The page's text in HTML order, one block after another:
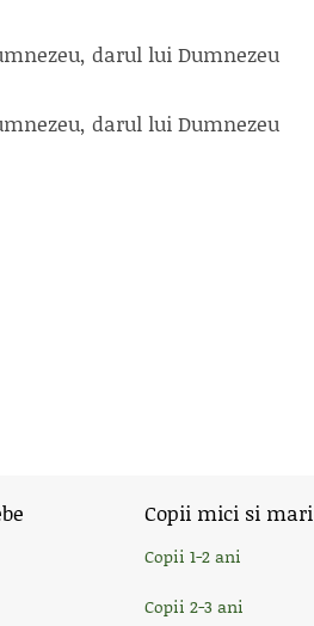
darul lui Dumnezeu
darul lui Dumnezeu
Copii mici si mari
Copii 1-2 ani
Copii 2-3 ani